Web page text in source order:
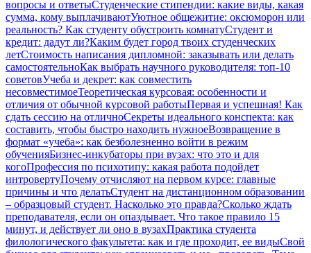
вопросы и ответыСтуденческие стипендии: какие виды, какая
сумма, кому выплачиваютУютное общежитие: оксюморон или
реальность? Как студенту обустроить комнатуСтудент и
кредит: дадут ли?Каким будет город твоих студенческих
летСтоимость написания дипломной: заказывать или делать
самостоятельноКак выбрать научного руководителя: топ-10
советовУчеба и декрет: как совместить
несовместимоеТеоретическая курсовая: особенности и
отличия от обычной курсовой работыПервая и успешная! Как
сдать сессию на отличноСекреты идеального конспекта: как
составить, чтобы быстро находить нужноеВозвращение в
формат «учеба»: как безболезненно войти в режим
обученияБизнес-инкубаторы при вузах: что это и для
когоПрофессия по психотипу: какая работа подойдет
интровертуПочему отчисляют на первом курсе: главные
причины и что делатьСтудент на дистанционном образовании
– образцовый студент. Насколько это правда?Сколько ждать
преподавателя, если он опаздывает. Что такое правило 15
минут, и действует ли оно в вузахПрактика студента
филологического факультета: как и где проходит, ее видыСвой